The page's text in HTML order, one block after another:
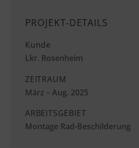
PROJEKT-DETAILS
Kunde
Lkr. Rosenheim
ZEITRAUM
März – Aug. 2025
ARBEITSGEBIET
Montage Rad-Beschilderung